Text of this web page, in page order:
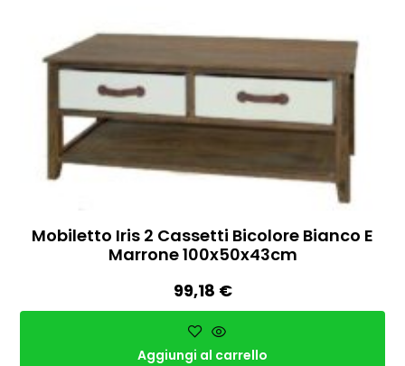
Mobiletto Iris 2 Cassetti Bicolore Bianco E
Marrone 100x50x43cm
99,18 €
Aggiungi al carrello